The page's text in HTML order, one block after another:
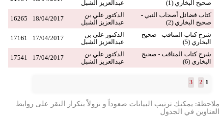
صحيح البخاري (1)
عبدالعزيز الشبل
كتاب فضائل أصحاب النبي -
صحيح البخاري (2)
الدكتور علي بن
عبدالعزيز الشبل
18/04/2017
16265
شرح كتاب المناقب - صحيح
البخاري (5)
الدكتور علي بن
عبدالعزيز الشبل
17/04/2017
17161
شرح كتاب المناقب - صحيح
البخاري (6)
الدكتور علي بن
عبدالعزيز الشبل
17/04/2017
17541
1
2
3
ملاحظة: يمكنك ترتيب البيانات صعوداً و نزولاً بتكرار النقر على روابط
العناوين في الجدول